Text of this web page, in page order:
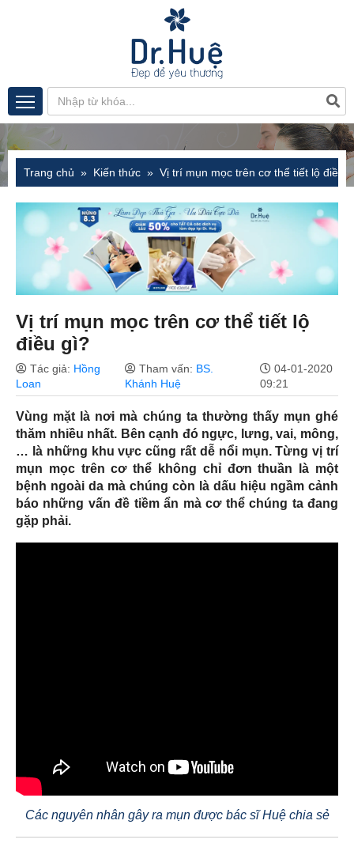
Trang chủ Kiến thức Vị trí mụn mọc trên cơ thể tiết lộ điều
Vị trí mụn mọc trên cơ thể tiết lộ
điều gì?
Tác giả: Hồng
Loan
Tham vấn: BS.
Khánh Huệ
04-01-2020
09:21
Vùng mặt là nơi mà chúng ta thường thấy mụn ghé
thăm nhiều nhất. Bên cạnh đó ngực, lưng, vai, mông,
… là những khu vực cũng rất dễ nổi mụn. Từng vị trí
mụn mọc trên cơ thể không chỉ đơn thuần là một
bệnh ngoài da mà chúng còn là dấu hiệu ngầm cảnh
báo những vấn đề tiềm ẩn mà cơ thể chúng ta đang
gặp phải.
Các nguyên nhân gây ra mụn được bác sĩ Huệ chia sẻ